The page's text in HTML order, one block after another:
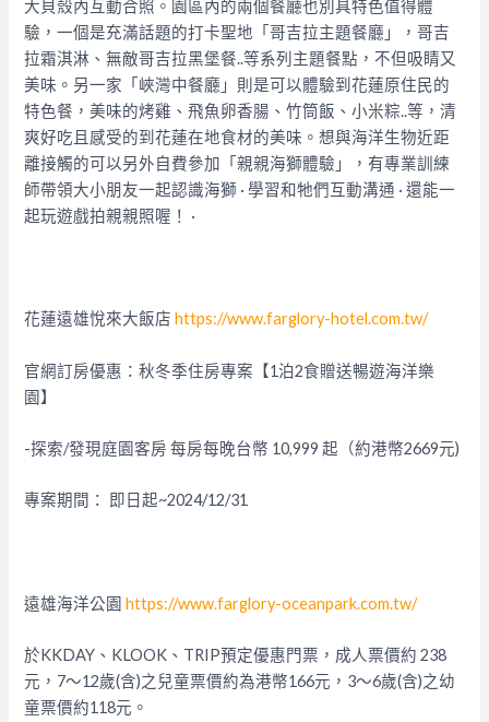
大貝殼內互動合照。園區內的兩個餐廳也別具特色值得體
驗，一個是充滿話題的打卡聖地「哥吉拉主題餐廳」，哥吉
拉霜淇淋、無敵哥吉拉黑堡餐..等系列主題餐點，不但吸睛又
美味。另一家「峽灣中餐廳」則是可以體驗到花蓮原住民的
特色餐，美味的烤雞、飛魚卵香腸、竹筒飯、小米粽..等，清
爽好吃且感受的到花蓮在地食材的美味。想與海洋生物近距
離接觸的可以另外自費參加「親親海獅體驗」，有專業訓練
師帶領大小朋友一起認識海獅 · 學習和牠們互動溝通 · 還能一
起玩遊戲拍親親照喔！ ·
花蓮遠雄悅來大飯店 https://www.farglory-hotel.com.tw/
官網訂房優惠：秋冬季住房專案【1泊2食贈送暢遊海洋樂
園】
-探索/發現庭園客房 每房每晚台幣 10,999 起（約港幣2669元)
專案期間： 即日起~2024/12/31
遠雄海洋公園 https://www.farglory-oceanpark.com.tw/
於KKDAY、KLOOK、TRIP預定優惠門票，成人票價約 238
元，7～12歲(含)之兒童票價約為港幣166元，3～6歲(含)之幼
童票價約118元。